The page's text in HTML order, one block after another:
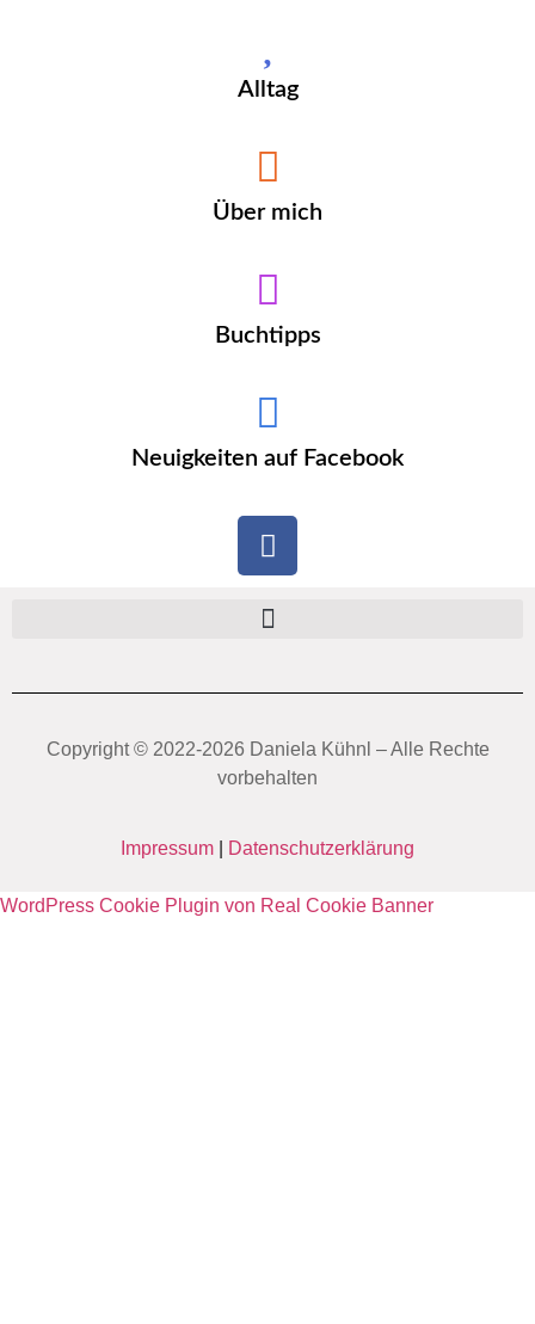
Alltag
Über mich
Buchtipps
Neuigkeiten auf Facebook
Copyright ©️ 2022-2026 Daniela Kühnl – Alle Rechte
vorbehalten
Impressum Datenschutzerklärung
WordPress Cookie Plugin von Real Cookie Banner